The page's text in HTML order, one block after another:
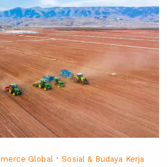
Global·Sosial & Budaya Kerja